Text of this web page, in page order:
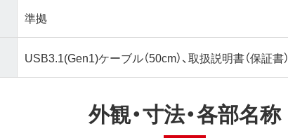
準拠
USB3.1(Gen1)ケーブル（50cm）、取扱説明書（保証書）
外観・寸法・各部名称